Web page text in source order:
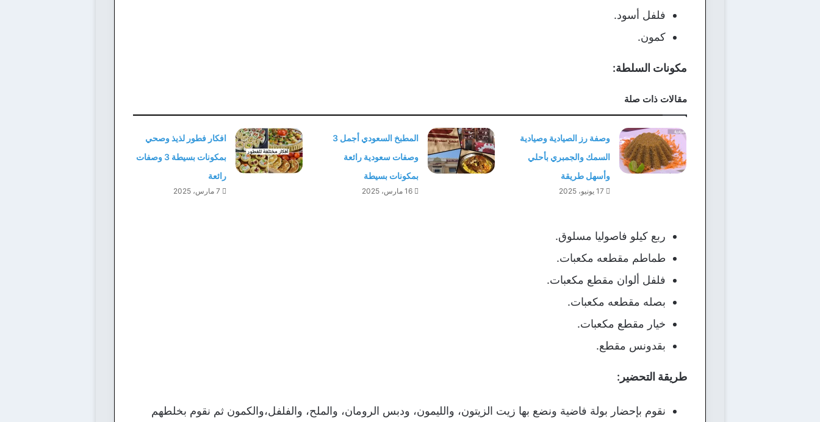
فلفل أسود.
كمون.
مكونات السلطة:
مقالات ذات صلة
وصفة رز الصيادية وصيادية
السمك والجمبري بأحلي
وأسهل طريقة
17 يونيو، 2025
المطبخ السعودي أجمل 3
وصفات سعودية رائعة
بمكونات بسيطة
16 مارس، 2025
افكار فطور لذيذ وصحي
بمكونات بسيطة 3 وصفات
رائعة
7 مارس، 2025
ربع كيلو فاصوليا مسلوق.
طماطم مقطعه مكعبات.
فلفل ألوان مقطع مكعبات.
بصله مقطعه مكعبات.
خيار مقطع مكعبات.
بقدونس مقطع.
طريقة التحضير:
نقوم بإحضار بولة فاضية ونضع بها زيت الزيتون، والليمون، ودبس الرومان، والملح، والفلفل،والكمون ثم نقوم بخلطهم